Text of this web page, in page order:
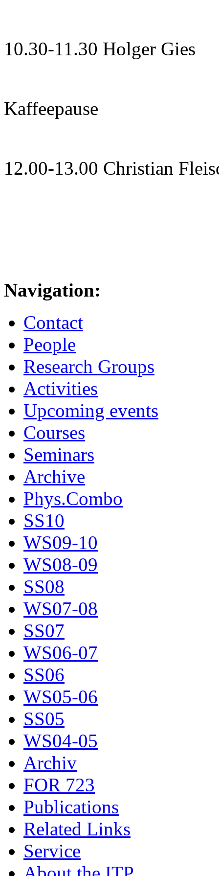
10.30-11.30 Holger Gies
Kaffeepause
12.00-13.00 Christian
Navigation:
Contact
People
Research Groups
Activities
Upcoming events
Courses
Seminars
Archive
Phys.Combo
SS10
WS09-10
WS08-09
SS08
WS07-08
SS07
WS06-07
SS06
WS05-06
SS05
WS04-05
Archiv
FOR 723
Publications
Related Links
Service